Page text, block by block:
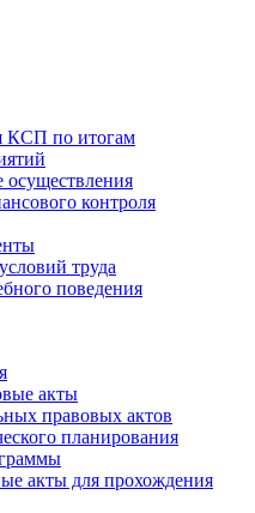
КСП по итогам
контроля
труда
поведения
акты
правовых актов
планирования
акты для прохождения